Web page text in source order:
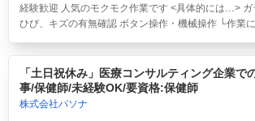
経験歓迎 人気のモクモク作業です <具体的には…>
ひび、キズの有無確認 ボタン操作・機械操作 └作業
「土日祝休み」医療コンサルティング企業で
事/保健師/未経験OK/要資格:保健師
株式会社パソナ